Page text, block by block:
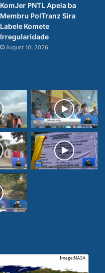
KomJer PNTL Apela ba
Membru PolTranz Sira
Labele Komete
Irregularidade
August 10, 2026